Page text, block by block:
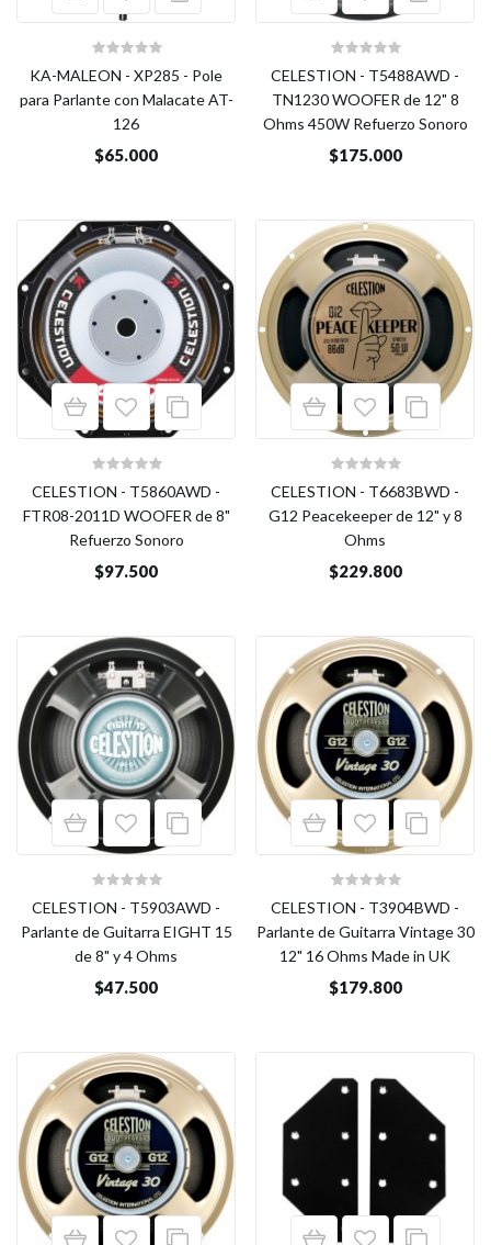
KA-MALEON - XP285 - Pole
para Parlante con Malacate AT-
126
$65.000
CELESTION - T5488AWD -
TN1230 WOOFER de 12" 8
Ohms 450W Refuerzo Sonoro
$175.000
CELESTION - T5860AWD -
FTR08-2011D WOOFER de 8"
Refuerzo Sonoro
$97.500
CELESTION - T6683BWD -
G12 Peacekeeper de 12" y 8
Ohms
$229.800
CELESTION - T5903AWD -
Parlante de Guitarra EIGHT 15
de 8" y 4 Ohms
$47.500
CELESTION - T3904BWD -
Parlante de Guitarra Vintage 30
12" 16 Ohms Made in UK
$179.800